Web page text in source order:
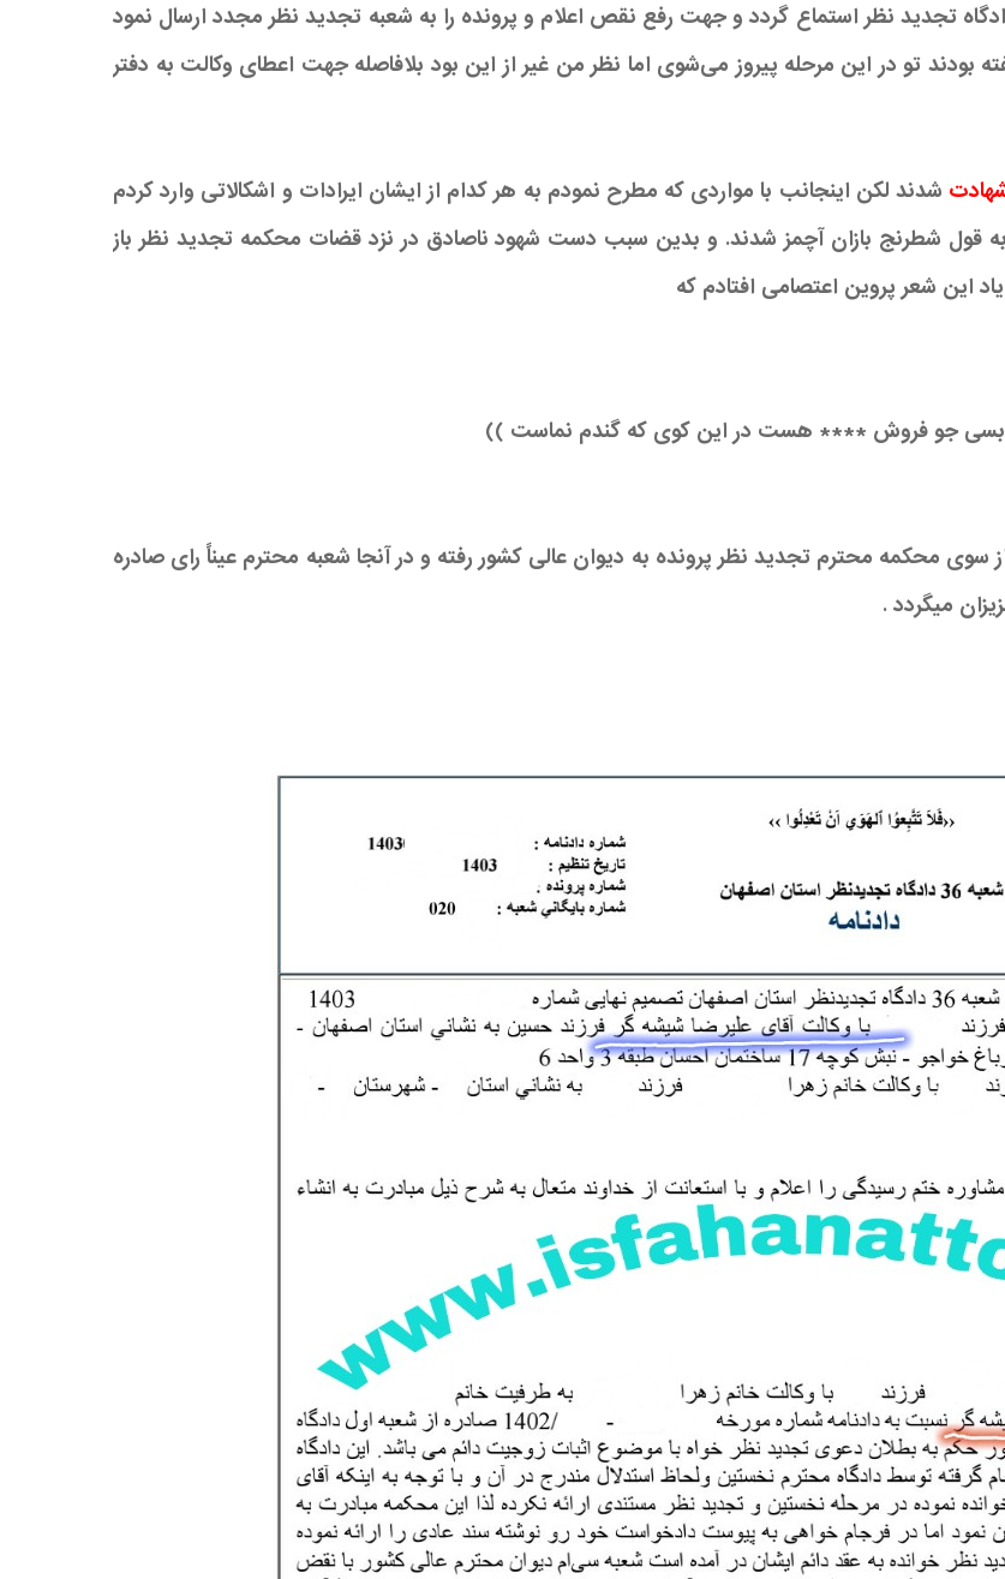
تجدید نظر استماع گردد و جهت رفع نقص اعلام و پرونده را به شعبه تجدید نظر مجدد ارسال نمود
بودند تو در این مرحله پیروز می‌شوی اما نظر من غیر از این بود بلافاصله جهت اعطای وکالت به دفتر
شدند لکن اینجانب با مواردی که مطرح نمودم به هر کدام از ایشان ایرادات و اشکالاتی وارد کردم
شطرنج بازان آچمز شدند. و بدین سبب دست شهود ناصادق در نزد قضات محکمه تجدید نظر باز
این شعر پروین اعتصامی افتادم که
بسی جو فروش **** هست در این کوی که گندم نماست ))
محکمه محترم تجدید نظر پرونده به دیوان عالی کشور رفته و در آنجا شعبه محترم عیناً رای صادره
میگردد .